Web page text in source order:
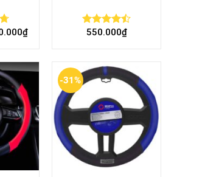
₫
Rated
550.000₫
-31%